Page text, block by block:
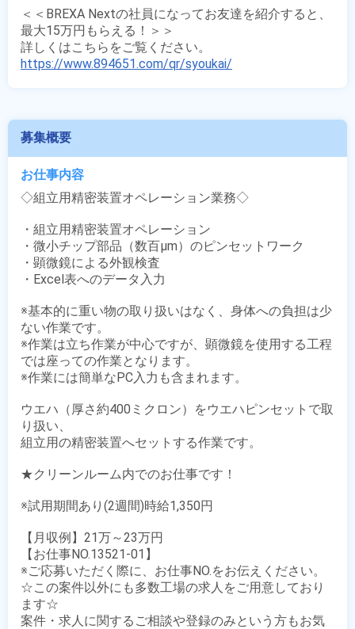
＜＜BREXA Nextの社員になってお友達を紹介すると、
最大15万円もらえる！＞＞
https://www.894651.com/qr/syoukai/
募集概要
お仕事内容
◇組立用精密装置オペレーション業務◇
・組立用精密装置オペレーション
・微小チップ部品（数百μm）のピンセットワーク
・顕微鏡による外観検査
・Excel表へのデータ入力
※基本的に重い物の取り扱いはなく、身体への負担は少
ない作業です。
※作業は立ち作業が中心ですが、顕微鏡を使用する工程
では座っての作業となります。
※作業には簡単なPC入力も含まれます。
ウエハ（厚さ約400ミクロン）をウエハピンセットで取
り扱い、
組立用の精密装置へセットする作業です。
★クリーンルーム内でのお仕事です！
※試用期間あり(2週間)時給1,350円
【月収例】21万～23万円
【お仕事NO.13521-01】
※ご応募いただく際に、お仕事NO.をお伝えください。
☆この案件以外にも多数工場の求人をご用意しており
ます☆
案件・求人に関するご相談や登録のみという方もお気